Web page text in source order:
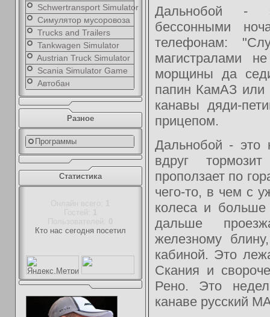
Schwertransport Simulator
Симулятор мусоровоза
Trucks and Trailers
Tankwagen Simulator
Austrian Truck Simulator
Scania Simulator Game
Автобан
Разное
Программы
Статистика
Кто нас сегодня посетил
Дальнобой -
бессонными
телефонам:
магистралами
морщины да
папин КамАЗ или
канавы дяди-
прицепом.
Дальнобой - это
вдруг
проползает по
чего-то, в чем с
колеса и
дальше
железному
кабиной. Это
Скания и
Рено. Это
канаве русский